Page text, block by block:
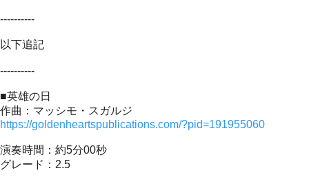
----------
以下追記
----------
■英雄の日
作曲：マッシモ・スガルジ
https://goldenheartspublications.com/?pid=191955060
演奏時間：約5分00秒
グレード：2.5